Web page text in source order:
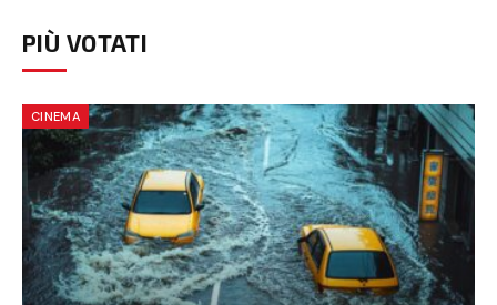
PIÙ VOTATI
CINEMA